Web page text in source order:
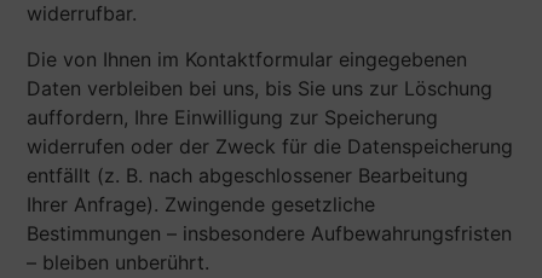
widerrufbar.
Die von Ihnen im Kontaktformular eingegebenen
Daten verbleiben bei uns, bis Sie uns zur Löschung
auffordern, Ihre Einwilligung zur Speicherung
widerrufen oder der Zweck für die Datenspeicherung
entfällt (z. B. nach abgeschlossener Bearbeitung
Ihrer Anfrage). Zwingende gesetzliche
Bestimmungen – insbesondere Aufbewahrungsfristen
– bleiben unberührt.